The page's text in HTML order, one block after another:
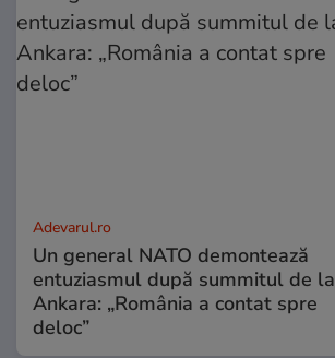
Adevarul.ro
Un general NATO demontează
entuziasmul după summitul de la
Ankara: „România a contat spre
deloc”